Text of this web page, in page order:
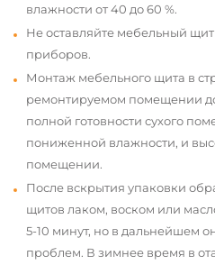
влажности от 40 до 60 %.
Не оставляйте мебельный
приборов.
Монтаж мебельного щита в
ремонтируемом помещении
полной готовности сухого
пониженной влажности, и
помещении.
После вскрытия упаковки
щитов лаком, воском или
5-10 минут, но в дальнейшем
проблем. В зимнее время в